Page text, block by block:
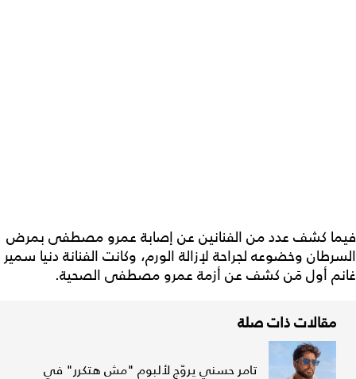
فيما كشف عدد من الفنانين عن إصابة عمرو مصطفى بمرض
السرطان وخضوعه لجراحة لإزالة الورم، وكانت الفنانة دنيا سمير
غانم أول مَن كشف عن أزمة عمرو مصطفى الصحية.
مقالات ذات صلة
تامر حسني يروّج لألبوم "مش هتكرر" في